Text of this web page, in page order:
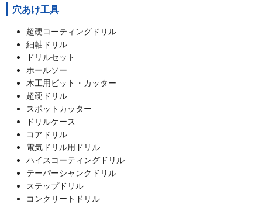
穴あけ工具
超硬コーティングドリル
細軸ドリル
ドリルセット
ホールソー
木工用ビット・カッター
超硬ドリル
スポットカッター
ドリルケース
コアドリル
電気ドリル用ドリル
ハイスコーティングドリル
テーパーシャンクドリル
ステップドリル
コンクリートドリル